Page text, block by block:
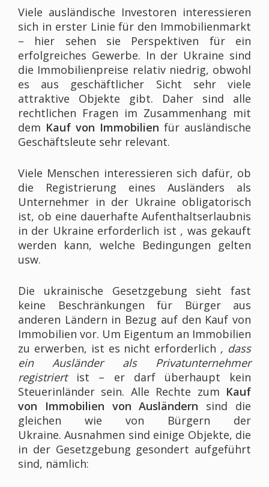
Viele ausländische Investoren interessieren
sich in erster Linie für den Immobilienmarkt
– hier sehen sie Perspektiven für ein
erfolgreiches Gewerbe. In der Ukraine sind
die Immobilienpreise relativ niedrig, obwohl
es aus geschäftlicher Sicht sehr viele
attraktive Objekte gibt. Daher sind alle
rechtlichen Fragen im Zusammenhang mit
dem Kauf von Immobilien für ausländische
Geschäftsleute sehr relevant.
Viele Menschen interessieren sich dafür, ob
die Registrierung eines Ausländers als
Unternehmer in der Ukraine obligatorisch
ist, ob eine dauerhafte Aufenthaltserlaubnis
in der Ukraine erforderlich ist , was gekauft
werden kann, welche Bedingungen gelten
usw.
Die ukrainische Gesetzgebung sieht fast
keine Beschränkungen für Bürger aus
anderen Ländern in Bezug auf den Kauf von
Immobilien vor. Um Eigentum an Immobilien
zu erwerben, ist es nicht erforderlich , dass
ein Ausländer als Privatunternehmer
registriertist – er darf überhaupt kein
Steuerinländer sein. Alle Rechte zum Kauf
von Immobilien von Ausländern sind die
gleichen wie von Bürgern der
Ukraine. Ausnahmen sind einige Objekte, die
in der Gesetzgebung gesondert aufgeführt
sind, nämlich: